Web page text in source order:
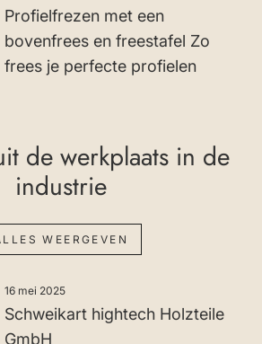
Profielfrezen met een
bovenfrees en freestafel Zo
frees je perfecte profielen
de werkplaats in de
industrie
WEERGEVEN
16 mei 2025
Schweikart hightech Holzteile
GmbH